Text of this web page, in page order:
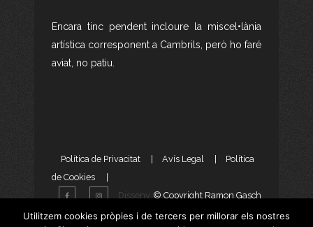
Encara tinc pendent incloure la miscel•lània
artística corresponent a Cambrils, però ho faré
aviat, no patiu.
Política de Privacitat Avís Legal
Política
de Cookies
© Copyright Ramon Gasch
Disseny
Web iMàrketing Digitalper
Utilitzem cookies pròpies i de tercers per millorar els nostres